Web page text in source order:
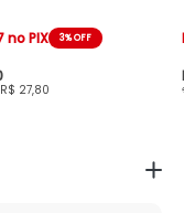
no PIX 3% OFF
27,80